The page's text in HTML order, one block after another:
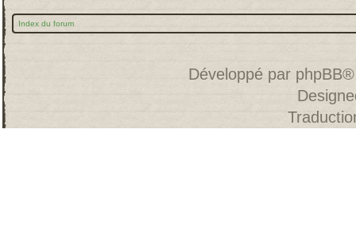
Index du forum
Développé par phpBB®